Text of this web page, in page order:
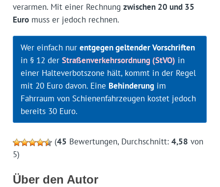
verarmen. Mit einer Rechnung zwischen 20 und 35
Euromuss er jedoch rechnen.
Wer einfach nur entgegen geltender Vorschriften
in § 12 der Straßenverkehrsordnung (StVO) in
einer Halteverbotszone hält, kommt in der Regel
mit 20 Euro davon. Eine Behinderungim
Fahrraum von Schienenfahrzeugen kostet jedoch
bereits 30 Euro.
(45 Bewertungen, Durchschnitt: 4,58 von
5)
Über den Autor